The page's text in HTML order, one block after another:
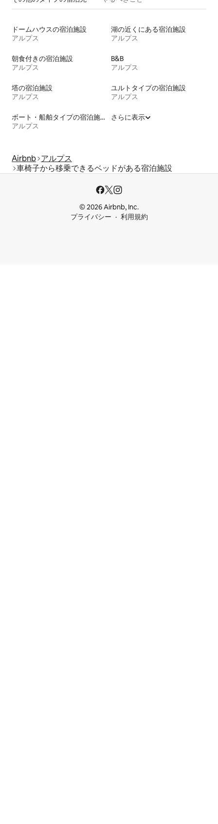
ドームハウスの宿泊施設
アルプス
湖の近くにある宿泊施設
アルプス
朝食付きの宿泊施設
アルプス
B&B
アルプス
塔の宿泊施設
アルプス
ユルトタイプの宿泊施設
アルプス
ボート・船舶タイプの宿泊施設
アルプス
さらに表示
Airbnb アルプス
車椅子から移乗できるベッドがある宿泊施設
© 2026 Airbnb, Inc.
プライバシー
利用規約